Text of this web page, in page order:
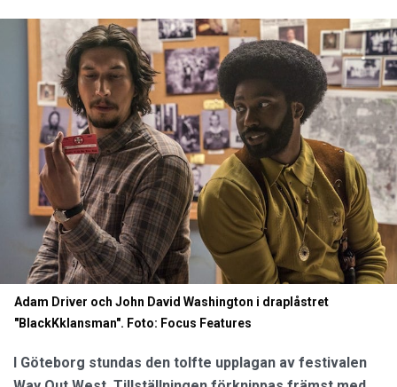
Adam Driver och John David Washington i draplåstret
"BlackKklansman". Foto: Focus Features
I Göteborg stundas den tolfte upplagan av festivalen